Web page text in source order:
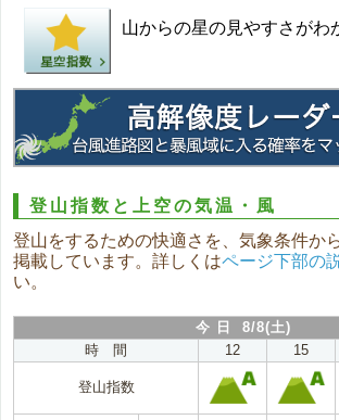
山からの星の見やすさがわ
登山指数と上空の気温・風
登山をするための快適さを、気象条件か
掲載しています。詳しくはページ下部の
い。
今 日 8/8(土)
時 間
12 15
登山指数